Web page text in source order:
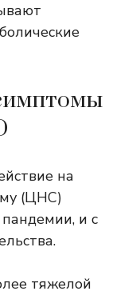
на
(ЦНС)
и с
тяжелой